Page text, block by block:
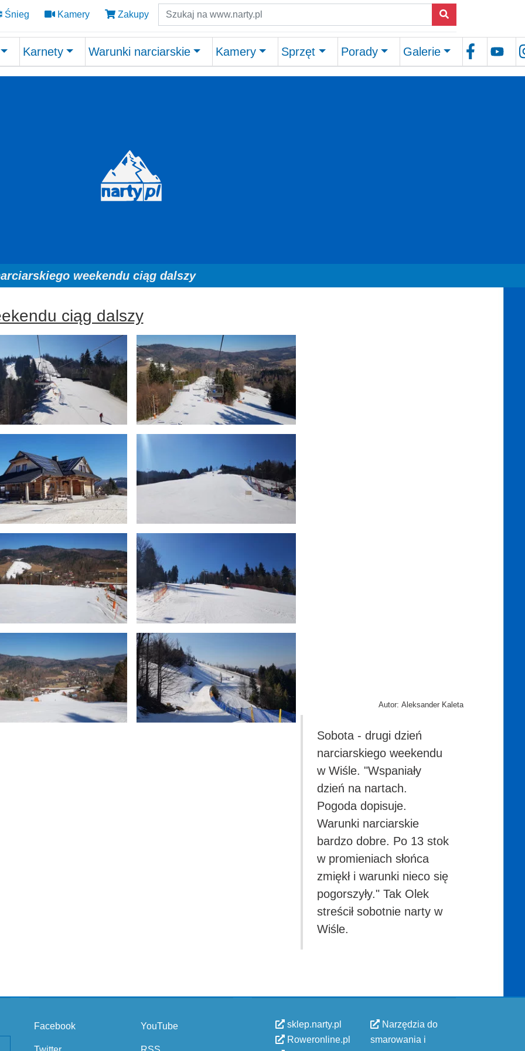
Śnieg Kamery Zakupy Szukaj
Karnety Warunki narciarskie Kamery Sprzęt Porady Galerie
weekendu ciąg dalszy
ciąg dalszy
Autor: Aleksander Kaleta
Sobota - drugi dzień
narciarskiego weekendu
w Wiśle. "Wspaniały
dzień na nartach.
Pogoda dopisuje.
Warunki narciarskie
bardzo dobre. Po 13 stok
w promieniach słońca
zmiękł i warunki nieco się
pogorszyły." Tak Olek
streścił sobotnie narty w
Wiśle.
Facebook YouTube
sklep.narty.pl
Roweronline.pl
Narzędzia do
smarowania i